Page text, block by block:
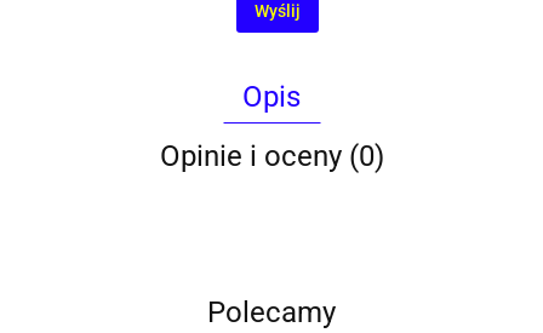
Wyślij
Opis
Opinie i oceny (0)
Polecamy